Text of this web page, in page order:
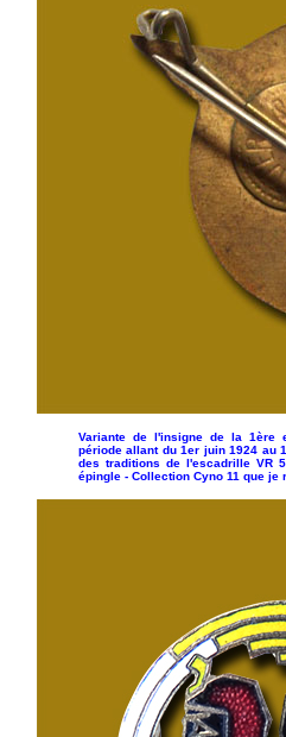
Variante de l'insigne de la 1ère
période allant du 1er juin 1924 au
des traditions de l'escadrille VR
épingle - Collection Cyno 11 que je